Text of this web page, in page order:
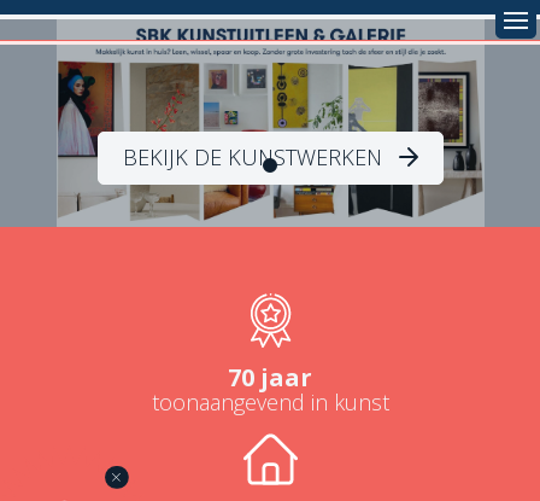
BEKIJK DE KUNSTWERKEN
70 jaar
toonaangevend in kunst